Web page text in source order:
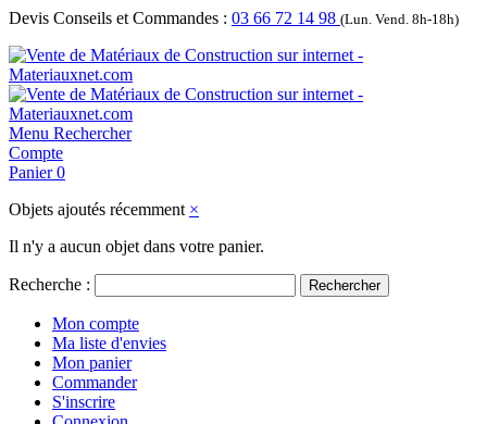
Devis Conseils et Commandes : 03 66 72 14 98 (Lun. Vend. 8h-18h)
Menu Rechercher
Compte
Panier 0
Objets ajoutés récemment ×
Il n'y a aucun objet dans votre panier.
Recherche : Rechercher
Mon compte
Ma liste d'envies
Mon panier
Commander
S'inscrire